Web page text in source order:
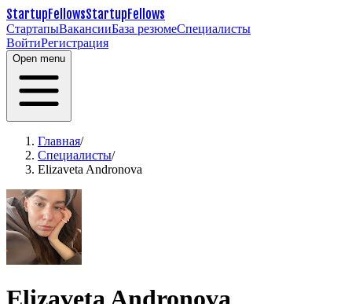
StartupFellowsStartupFellows
СтартапыВакансииБаза резюмеСпециалисты
ВойтиРегистрация
Open menu
Главная/
Специалисты/
Elizaveta Andronova